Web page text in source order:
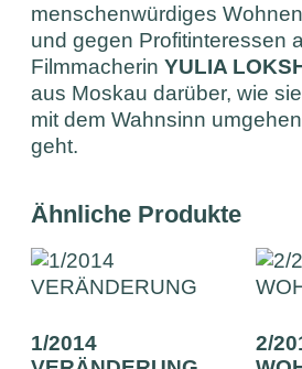
menschenwürdiges
und gegen Profitinteressen
FilmmacherinYULIA
aus Moskau darüber, wie
mit dem Wahnsinn
geht.
Ähnliche Produkte
1/2014
2/